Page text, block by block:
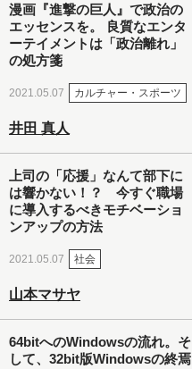
漫画『進撃の巨人』で政治の
エッセンスを。 良質なエンタ
ーテイメントは「政治離れ」
の処方箋
2021.05.07 カルチャー・スポーツ
井田 真人
上司の「応援」なんて部下に
は響かない！？ 今すぐ職場
に導入するべきモチベーショ
ンアップの方法
2021.05.07 社会
山本マサヤ
64bitへのWindowsの流れ。そ
して、32bit版Windowsの終焉